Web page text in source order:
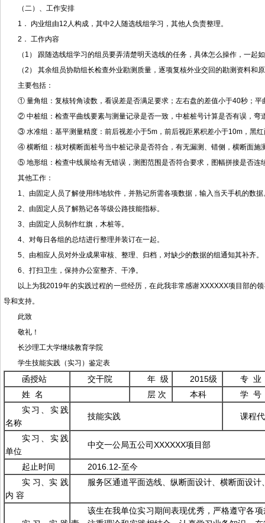
（二）、工作安排
1． 内业组由12人构成，其中2人随选线组学习，其他人负责整理。
2． 工作内容
（1） 跟随选线组学习的组员要弄清楚明天选线的任务，具体怎么操作，一起
（2） 其余组员协助组长检查外业勘测质量，逐项复核外业交回的勘测资料
主要包括：
① 量角组：复核转角读数，看误差是否满足要求；左右盘的差值小于40秒；
② 中桩组：检查平曲线要素与测量记录是否一致，中桩桩号计算是否有误，弯
③ 水准组：基平测量精度：前后视差小于5m，前后视距累积差小于10m，黑
④ 横断组：核对横断面桩号当中桩记录是否符合，有无漏测、错侧，横断面施
⑤ 地形组：检查中线展绘有无错误，测图范围是否符合要求，图幅拼接是否连
其他工作：
1、由固定人员了解使用纬地软件，并熟记所需各项数据，输入当天手机的数据
2、由固定人员了解熟记各等级公路技能指标。
3、由固定人员制作红旗，木桩等。
4、对每日各组的总结进行整理并装订在一起。
5、由相应人员对外业成果审核、整理、归档，对缺少的数据的组通知其补齐。
6、打扫卫生，保持办公室整齐、干净。
以上为我2019年的实践过程的一些经历，在此我非常感谢XXXXXX项目部的
导和支持。
此致
敬礼！
长沙理工大学继续教育学院
学生技能实践（实习）鉴定表
函授站 交干院 年 级 2015级
专 业
姓 名
层 次 本科
学 号
实习、实践
名称
技能实践 课程
实习、实践
单位
中交一公局五公司XXXXXX项目部
起止时间
2016.12-至今
实 习、实 践
内 容
服务区通道平面选线、纵断面设计、横断面设计
该生在我单位实习期间表现优秀，严格遵守各